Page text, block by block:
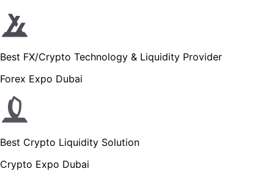
Best FX/Crypto Technology & Liquidity Provider
Forex Expo Dubai
Best Crypto Liquidity Solution
Crypto Expo Dubai